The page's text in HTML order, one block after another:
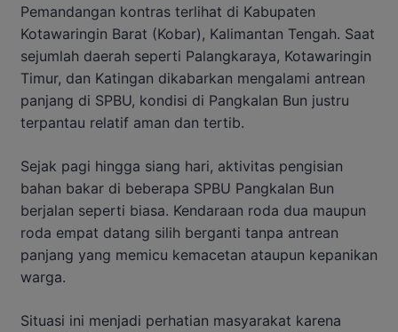
Pemandangan kontras terlihat di Kabupaten
Kotawaringin Barat (Kobar), Kalimantan Tengah. Saat
sejumlah daerah seperti Palangkaraya, Kotawaringin
Timur, dan Katingan dikabarkan mengalami antrean
panjang di SPBU, kondisi di Pangkalan Bun justru
terpantau relatif aman dan tertib.
Sejak pagi hingga siang hari, aktivitas pengisian
bahan bakar di beberapa SPBU Pangkalan Bun
berjalan seperti biasa. Kendaraan roda dua maupun
roda empat datang silih berganti tanpa antrean
panjang yang memicu kemacetan ataupun kepanikan
warga.
Situasi ini menjadi perhatian masyarakat karena